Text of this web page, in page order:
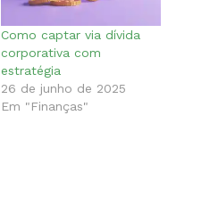
Como captar via dívida
corporativa com
estratégia
26 de junho de 2025
Em "Finanças"